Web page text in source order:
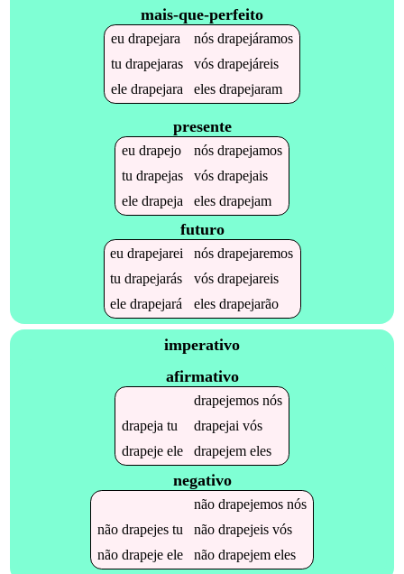
mais-que-perfeito
eu drapejara nós drapejáramos
tu drapejaras vós drapejáreis
ele drapejara eles drapejaram
presente
eu drapejo nós drapejamos
tu drapejas vós drapejais
ele drapeja eles drapejam
futuro
eudrapejarei nósdrapejaremos
tudrapejarás vósdrapejareis
eledrapejará elesdrapejarão
imperativo
afirmativo
drapejemosnós
drapeja tu drapejai vós
drapejeele drapejemeles
negativo
não drapejemosnós
não drapejestu não drapejeisvós
não drapejeele não drapejemeles